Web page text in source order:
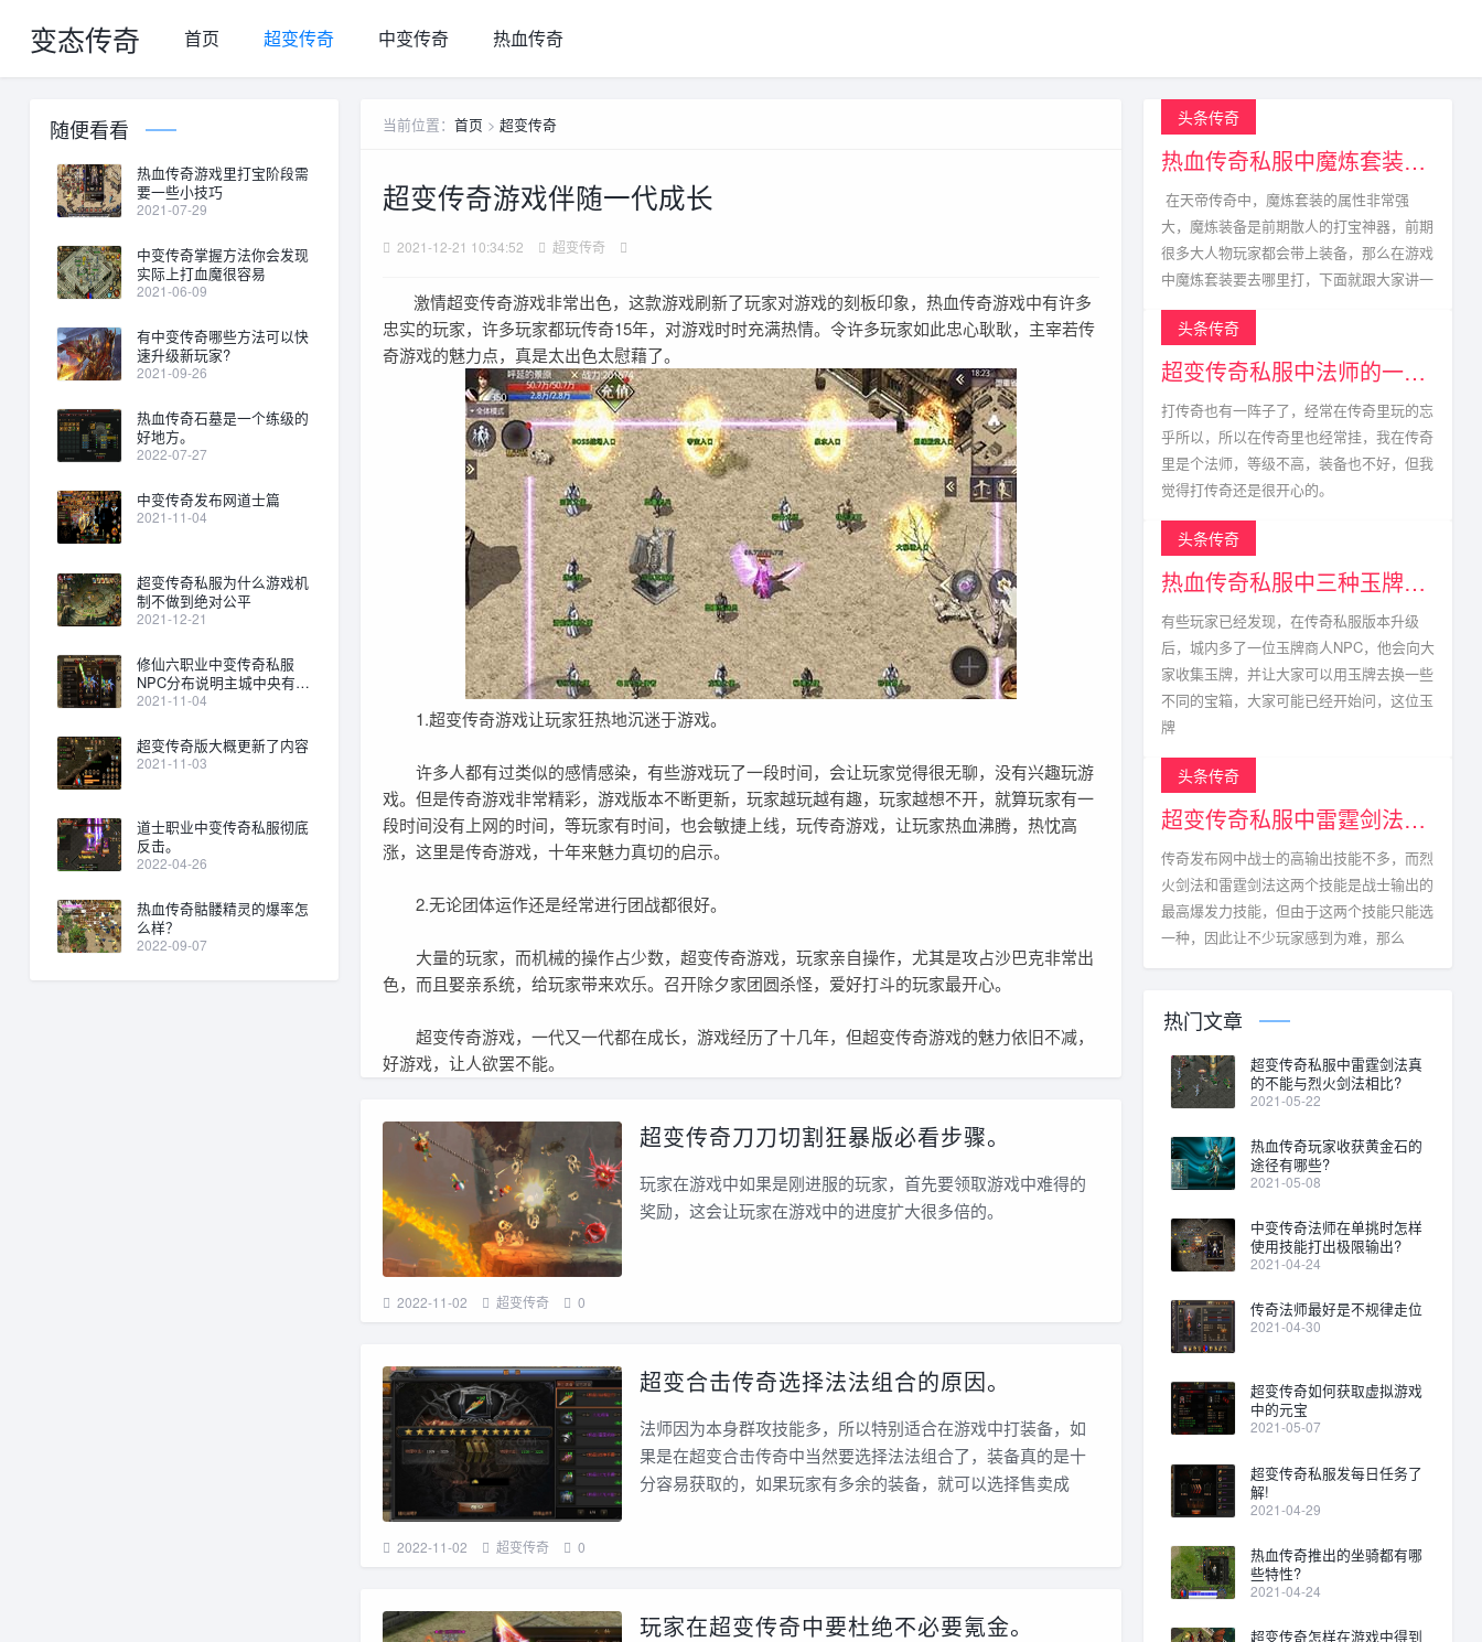
变态传奇 首页 超变传奇 中变传奇 热血传奇
当前位置： 首页 > 超变传奇
超变传奇游戏伴随一代成长
2021-12-21 10:34:52 超变传奇
激情超变传奇游戏非常出色，这款游戏刷新了玩家对游戏的刻板印象，热血传奇游戏中有许多
忠实的玩家，许多玩家都玩传奇15年，对游戏时时充满热情。令许多玩家如此忠心耿耿，主宰若传
奇游戏的魅力点，真是太出色太慰藉了。
1.超变传奇游戏让玩家狂热地沉迷于游戏。
许多人都有过类似的感情感染，有些游戏玩了一段时间，会让玩家觉得很无聊，没有兴趣玩游
戏。但是传奇游戏非常精彩，游戏版本不断更新，玩家越玩越有趣，玩家越想不开，就算玩家有一
段时间没有上网的时间，等玩家有时间，也会敏捷上线，玩传奇游戏，让玩家热血沸腾，热忱高
涨，这里是传奇游戏，十年来魅力真切的启示。
2.无论团体运作还是经常进行团战都很好。
大量的玩家，而机械的操作占少数，超变传奇游戏，玩家亲自操作，尤其是攻占沙巴克非常出
色，而且娶亲系统，给玩家带来欢乐。召开除夕家团圆杀怪，爱好打斗的玩家最开心。
超变传奇游戏，一代又一代都在成长，游戏经历了十几年，但超变传奇游戏的魅力依旧不减，
好游戏，让人欲罢不能。
超变传奇刀刀切割狂暴版必看步骤。
玩家在游戏中如果是刚进服的玩家，首先要领取游戏中难得的
奖励，这会让玩家在游戏中的进度扩大很多倍的。
2022-11-02 超变传奇 0
超变合击传奇选择法法组合的原因。
法师因为本身群攻技能多，所以特别适合在游戏中打装备，如
果是在超变合击传奇中当然要选择法法组合了，装备真的是十
分容易获取的，如果玩家有多余的装备，就可以选择售卖成
2022-11-02 超变传奇 0
玩家在超变传奇中要杜绝不必要氪金。
随便看看
热血传奇游戏里打宝阶段需
要一些小技巧
2021-07-29
中变传奇掌握方法你会发现
实际上打血魔很容易
2021-06-09
有中变传奇哪些方法可以快
速升级新玩家?
2021-09-26
热血传奇石墓是一个练级的
好地方。
2022-07-27
中变传奇发布网道士篇
2021-11-04
超变传奇私服为什么游戏机
制不做到绝对公平
2021-12-21
修仙六职业中变传奇私服
NPC分布说明主城中央有一
个塔
2021-11-04
超变传奇版大概更新了内容
2021-11-03
道士职业中变传奇私服彻底
反击。
2022-04-26
热血传奇骷髅精灵的爆率怎
么样？
2022-09-07
头条传奇
热血传奇私服中魔炼套装的获取方式
在天帝传奇中，魔炼套装的属性非常强
大，魔炼装备是前期散人的打宝神器，前期
很多大人物玩家都会带上装备，那么在游戏
中魔炼套装要去哪里打，下面就跟大家讲一
头条传奇
超变传奇私服中法师的一生宿敌
打传奇也有一阵子了，经常在传奇里玩的忘
乎所以，所以在传奇里也经常挂，我在传奇
里是个法师，等级不高，装备也不好，但我
觉得打传奇还是很开心的。
头条传奇
热血传奇私服中三种玉牌获得方式以及掉落点
有些玩家已经发现，在传奇私服版本升级
后，城内多了一位玉牌商人NPC，他会向大
家收集玉牌，并让大家可以用玉牌去换一些
不同的宝箱，大家可能已经开始问，这位玉
牌
头条传奇
超变传奇私服中雷霆剑法真的不能与烈火剑法相比?
传奇发布网中战士的高输出技能不多，而烈
火剑法和雷霆剑法这两个技能是战士输出的
最高爆发力技能，但由于这两个技能只能选
一种，因此让不少玩家感到为难，那么
热门文章
超变传奇私服中雷霆剑法真
的不能与烈火剑法相比?
2021-05-22
热血传奇玩家收获黄金石的
途径有哪些?
2021-05-08
中变传奇法师在单挑时怎样
使用技能打出极限输出?
2021-04-24
传奇法师最好是不规律走位
2021-04-30
超变传奇如何获取虚拟游戏
中的元宝
2021-05-07
超变传奇私服发每日任务了
解!
2021-04-29
热血传奇推出的坐骑都有哪
些特性?
2021-04-24
超变传奇怎样在游戏中得到